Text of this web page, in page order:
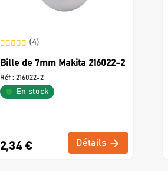
(4)
Bille de 7mm Makita 216022-2
Réf : 216022-2
En stock
2,34 € Détails